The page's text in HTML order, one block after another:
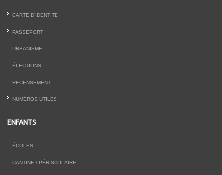
CARTE D’IDENTITÉ
PASSEPORT
URBANISME
ÉLECTIONS
RECENSEMENT
NUMÉROS UTILES
ENFANTS
ÉCOLES
CANTINE / PÉRISCOLAIRE